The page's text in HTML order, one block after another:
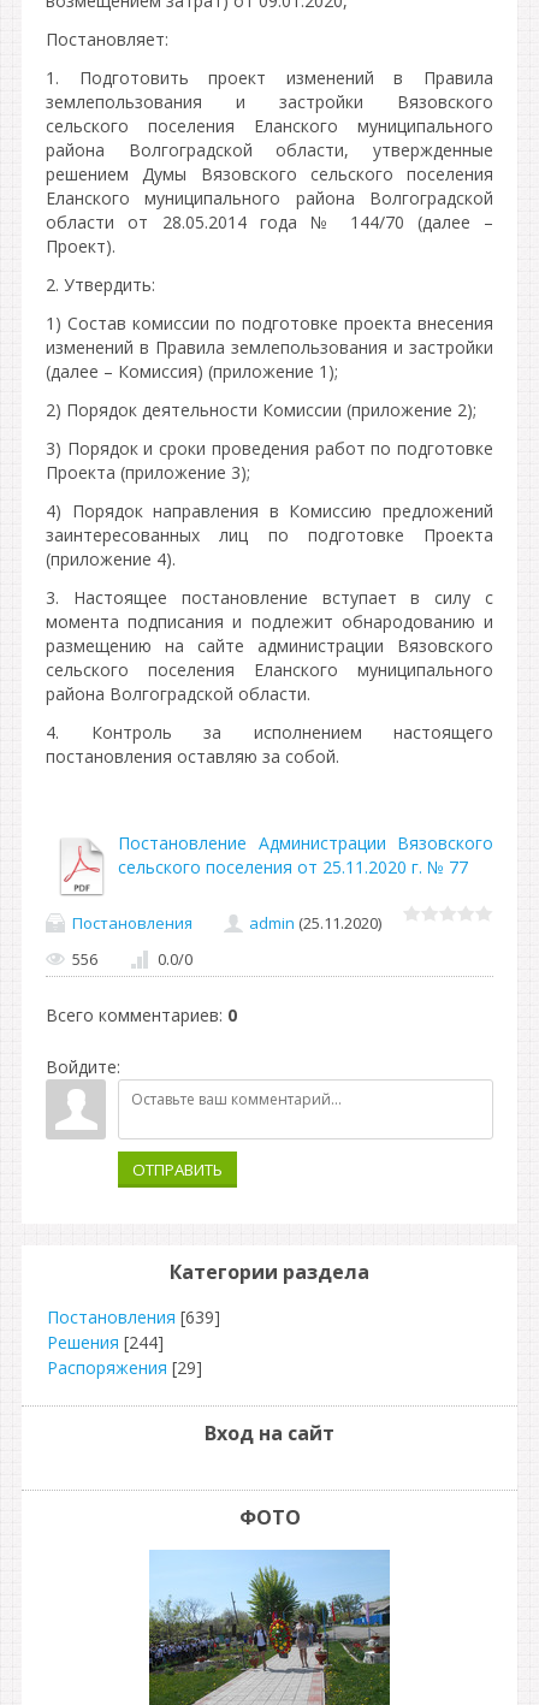
Постановляет:
1. Подготовить проект изменений в Правила
землепользования и застройки Вязовского
сельского поселения Еланского муниципального
района Волгоградской области, утвержденные
решением Думы Вязовского сельского поселения
Еланского муниципального района Волгоградской
области от 28.05.2014 года № 144/70 (далее –
Проект).
2. Утвердить:
1) Состав комиссии по подготовке проекта внесения
изменений в Правила землепользования и застройки
(далее – Комиссия) (приложение 1);
2) Порядок деятельности Комиссии (приложение 2);
3) Порядок и сроки проведения работ по подготовке
Проекта (приложение 3);
4) Порядок направления в Комиссию предложений
заинтересованных лиц по подготовке Проекта
(приложение 4).
3. Настоящее постановление вступает в силу с
момента подписания и подлежит обнародованию и
размещению на сайте администрации Вязовского
сельского поселения Еланского муниципального
района Волгоградской области.
4. Контроль за исполнением настоящего
постановления оставляю за собой.
Постановление Администрации Вязовского
сельского поселения от 25.11.2020 г. № 77
Постановления admin (25.11.2020)
556
0.0/0
Всего комментариев: 0
Войдите:
ОТПРАВИТЬ
Категории раздела
Постановления [639]
Решения [244]
Распоряжения [29]
Вход на сайт
ФОТО